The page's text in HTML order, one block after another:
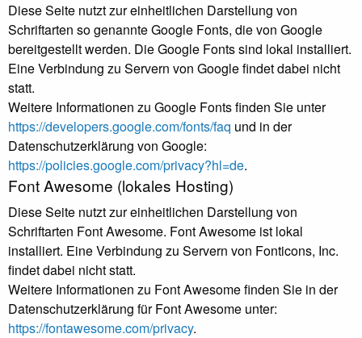
Diese Seite nutzt zur einheitlichen Darstellung von
Schriftarten so genannte Google Fonts, die von Google
bereitgestellt werden. Die Google Fonts sind lokal installiert.
Eine Verbindung zu Servern von Google findet dabei nicht
statt.
Weitere Informationen zu Google Fonts finden Sie unter
https://developers.google.com/fonts/faq und in der
Datenschutzerklärung von Google:
https://policies.google.com/privacy?hl=de.
Font Awesome (lokales Hosting)
Diese Seite nutzt zur einheitlichen Darstellung von
Schriftarten Font Awesome. Font Awesome ist lokal
installiert. Eine Verbindung zu Servern von Fonticons, Inc.
findet dabei nicht statt.
Weitere Informationen zu Font Awesome finden Sie in der
Datenschutzerklärung für Font Awesome unter:
https://fontawesome.com/privacy.